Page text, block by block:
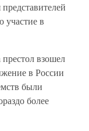
участие в
взошел
в России
были
более